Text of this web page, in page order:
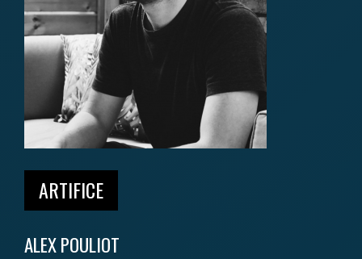
ARTIFICE
ALEX POULIOT